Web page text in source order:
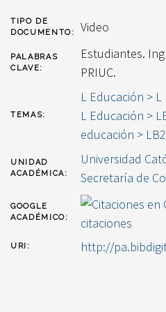
TIPO DE
DOCUMENTO:
Video
PALABRAS
CLAVE:
Estudiantes.
PRIUC.
TEMAS:
L Educación >
L Educación >
educación >
UNIDAD
ACADÉMICA:
Universidad
Secretaría de
GOOGLE
ACADÉMICO:
citaciones
URI: http://